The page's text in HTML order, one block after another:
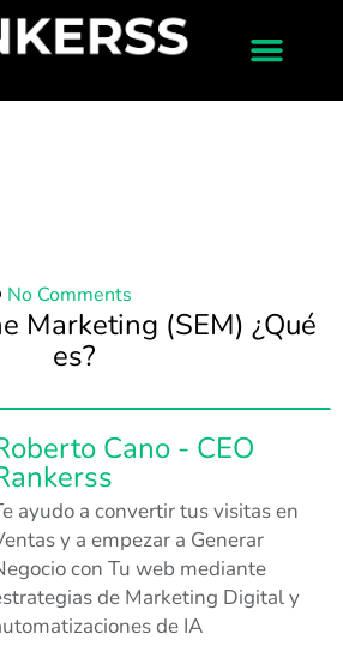
No Comments
Marketing (SEM) ¿Qué
es?
Cano - CEO
ayudo a convertir tus visitas en
y a empezar a Generar
con Tu web mediante
de Marketing Digital y
de IA